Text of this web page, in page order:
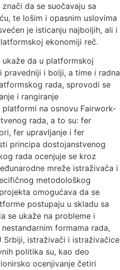
da se suočavaju sa
te lošim i opasnim uslovima
je isticanju najboljih, ali i
ekonomiji reč.
da u platformskoj
i bolji, a time i radna
rada, sprovodi se
i rangiranje
na osnovu Fairwork-
rada, a to su: fer
fer upravljanje i fer
principa dostojanstvenog
rada ocenjuje se kroz
mreže istraživača i
metodološkog
omogućava da se
postupaju u skladu sa
se ukaže na probleme i
formama rada,
Srbiji, istraživači i istraživačice
politika su, kao deo
ocenjivanje četiri